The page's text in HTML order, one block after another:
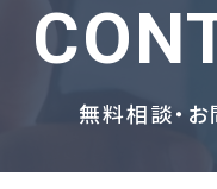
無料相談・